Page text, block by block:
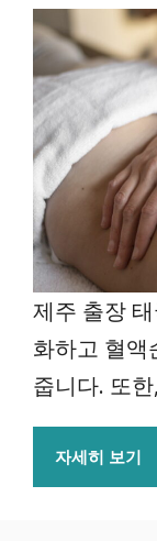
제주 출장
화하고 혈액
줍니다. 또
자세히 보기